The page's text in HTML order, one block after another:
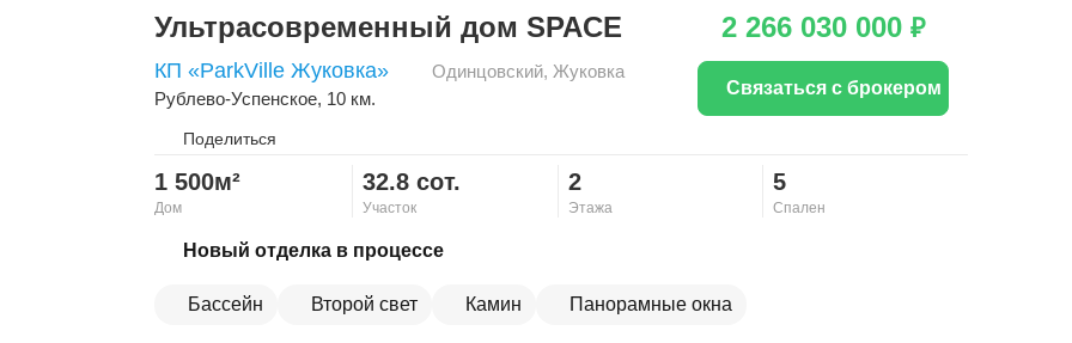
Ультрасовременный дом SPACE
КП «ParkVille Жуковка» Одинцовский, Жуковка
Рублево-Успенское, 10 км.
Поделиться
Скопировать ссылку
1 500м²
Дом
32.8 сот.
Участок
2
Этажа
5
Спален
Новый отделка в процессе
Бассейн Второй свет Камин Панорамные окна
2 266 030 000 ₽
Связаться с брокером